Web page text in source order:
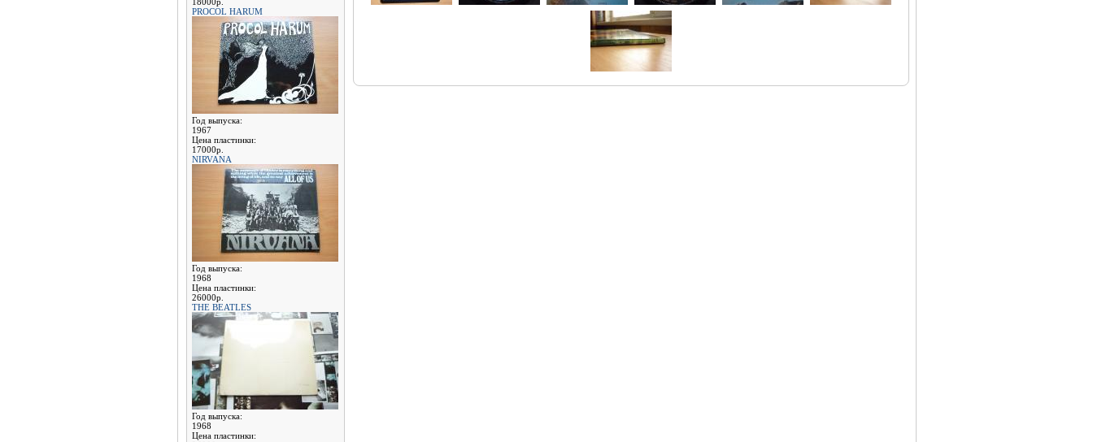
PROCOL HARUM
Год выпуска:
1967
Цена пластинки:
17000р.
NIRVANA
Год выпуска:
1968
Цена пластинки:
26000р.
THE BEATLES
Год выпуска:
1968
Цена пластинки: